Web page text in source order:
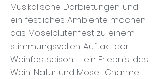
Musikalische Darbietungen und
ein festliches Ambiente machen
das Moselblütenfest zu einem
stimmungsvollen Auftakt der
Weinfestsaison – ein Erlebnis, das
Wein, Natur und Mosel-Charme